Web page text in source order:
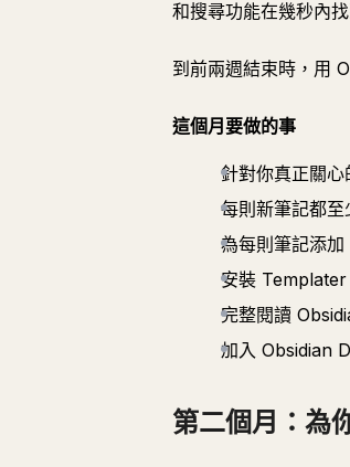
和搜尋功能在幾秒內
到前兩週結束時，用
這個月要做的事
針對你真正關
每則新筆記都
為每則筆記添
安裝 Templater
完整閱讀
加入 Obsidian
第二個月：為